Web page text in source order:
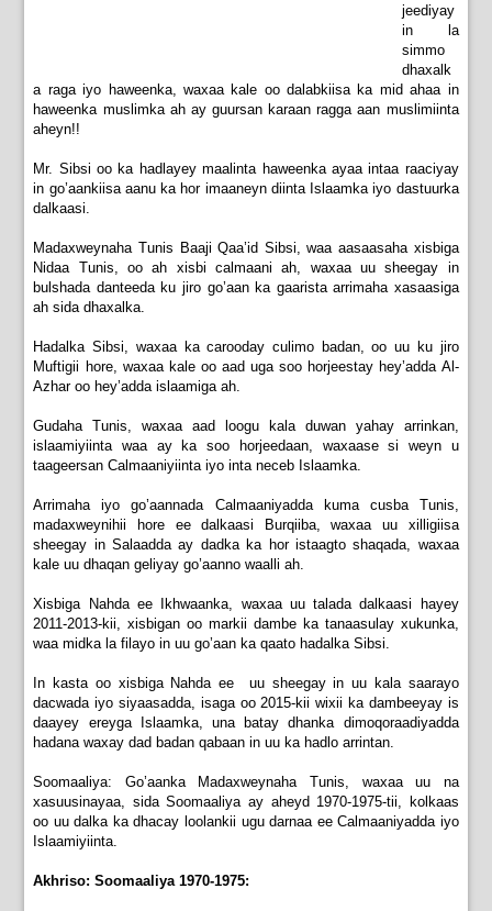
jeediyay
in la
simmo
dhaxalk
a raga iyo haweenka, waxaa kale oo dalabkiisa ka mid ahaa in
haweenka muslimka ah ay guursan karaan ragga aan muslimiinta
aheyn!!
Mr. Sibsi oo ka hadlayey maalinta haweenka ayaa intaa raaciyay
in go’aankiisa aanu ka hor imaaneyn diinta Islaamka iyo dastuurka
dalkaasi.
Madaxweynaha Tunis Baaji Qaa’id Sibsi, waa aasaasaha xisbiga
Nidaa Tunis, oo ah xisbi calmaani ah, waxaa uu sheegay in
bulshada danteeda ku jiro go’aan ka gaarista arrimaha xasaasiga
ah sida dhaxalka.
Hadalka Sibsi, waxaa ka carooday culimo badan, oo uu ku jiro
Muftigii hore, waxaa kale oo aad uga soo horjeestay hey’adda Al-
Azhar oo hey’adda islaamiga ah.
Gudaha Tunis, waxaa aad loogu kala duwan yahay arrinkan,
islaamiyiinta waa ay ka soo horjeedaan, waxaase si weyn u
taageersan Calmaaniyiinta iyo inta neceb Islaamka.
Arrimaha iyo go’aannada Calmaaniyadda kuma cusba Tunis,
madaxweynihii hore ee dalkaasi Burqiiba, waxaa uu xilligiisa
sheegay in Salaadda ay dadka ka hor istaagto shaqada, waxaa
kale uu dhaqan geliyay go’aanno waalli ah.
Xisbiga Nahda ee Ikhwaanka, waxaa uu talada dalkaasi hayey
2011-2013-kii, xisbigan oo markii dambe ka tanaasulay xukunka,
waa midka la filayo in uu go’aan ka qaato hadalka Sibsi.
In kasta oo xisbiga Nahda ee uu sheegay in uu kala saarayo
dacwada iyo siyaasadda, isaga oo 2015-kii wixii ka dambeeyay is
daayey ereyga Islaamka, una batay dhanka dimoqoraadiyadda
hadana waxay dad badan qabaan in uu ka hadlo arrintan.
Soomaaliya: Go’aanka Madaxweynaha Tunis, waxaa uu na
xasuusinayaa, sida Soomaaliya ay aheyd 1970-1975-tii, kolkaas
oo uu dalka ka dhacay loolankii ugu darnaa ee Calmaaniyadda iyo
Islaamiyiinta.
Akhriso: Soomaaliya 1970-1975: